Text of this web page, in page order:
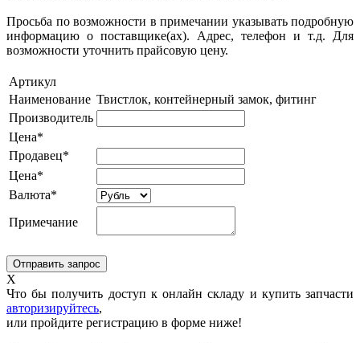
Просьба по возможности в примечании указывать подробную
информацию о поставщике(ах). Адрес, телефон и т.д. Для
возможности уточнить прайсовую цену.
Артикул
Наименование Твистлок, контейнерный замок, фитинг
Производитель
Цена*
Продавец*
Цена*
Валюта*
Примечание
X
Что бы получить доступ к онлайн складу и купить запчасти
авторизируйтесь,
или пройдите регистрацию в форме ниже!